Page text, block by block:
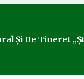
Şi De Tineret